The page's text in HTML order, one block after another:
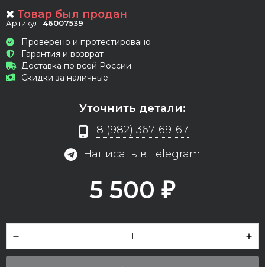
Товар был продан
Артикул: 46007539
Проверено и протестировано
Гарантия и возврат
Доставка по всей России
Скидки за наличные
Уточнить детали:
8 (982) 367-69-67
Написать в Telegram
5 500 ₽